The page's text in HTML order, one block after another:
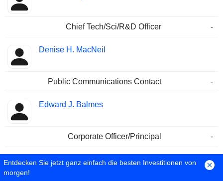
Chief Tech/Sci/R&D Officer -
Denise H. MacNeil
Public Communications Contact -
Edward J. Balmes
Corporate Officer/Principal -
Sherry A. Carbary
Entdecken Sie jetzt ganz einfach die besten Investitionen von
morgen!